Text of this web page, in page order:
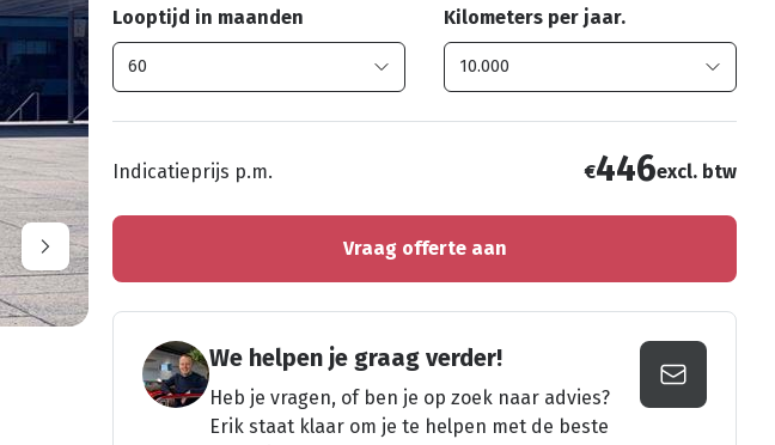
Looptijd in maanden Kilometers per jaar.
Indicatieprijs p.m. €446excl. btw
Vraag offerte aan
We helpen je graag verder!
Heb je vragen, of ben je op zoek naar advies?
Erik staat klaar om je te helpen met de beste